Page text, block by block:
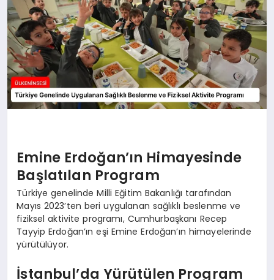
YAŞAM
MALATYA HABERLERI
Emine Erdoğan’ın Himayesinde
Başlatılan Program
Türkiye genelinde Milli Eğitim Bakanlığı tarafından
Mayıs 2023’ten beri uygulanan sağlıklı beslenme ve
fiziksel aktivite programı, Cumhurbaşkanı Recep
Tayyip Erdoğan’ın eşi Emine Erdoğan’ın himayelerinde
yürütülüyor.
İstanbul’da Yürütülen Program